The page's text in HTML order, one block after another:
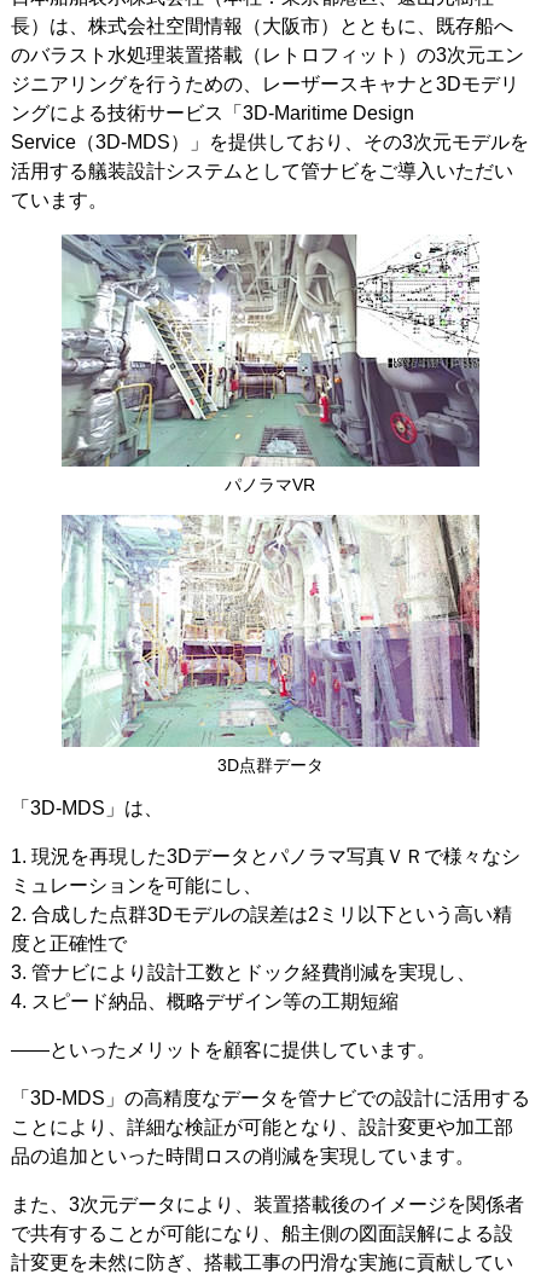
長）は、株式会社空間情報（大阪市）とともに、既存船へ
のバラスト水処理装置搭載（レトロフィット）の3次元エン
ジニアリングを行うための、レーザースキャナと3Dモデリ
ングによる技術サービス「3D-Maritime Design
Service（3D-MDS）」を提供しており、その3次元モデルを
活用する艤装設計システムとして管ナビをご導入いただい
ています。
パノラマVR
3D点群データ
「3D-MDS」は、
1. 現況を再現した3Dデータとパノラマ写真ＶＲで様々なシ
ミュレーションを可能にし、
2. 合成した点群3Dモデルの誤差は2ミリ以下という高い精
度と正確性で
3. 管ナビにより設計工数とドック経費削減を実現し、
4. スピード納品、概略デザイン等の工期短縮
――といったメリットを顧客に提供しています。
「3D-MDS」の高精度なデータを管ナビでの設計に活用する
ことにより、詳細な検証が可能となり、設計変更や加工部
品の追加といった時間ロスの削減を実現しています。
また、3次元データにより、装置搭載後のイメージを関係者
で共有することが可能になり、船主側の図面誤解による設
計変更を未然に防ぎ、搭載工事の円滑な実施に貢献してい